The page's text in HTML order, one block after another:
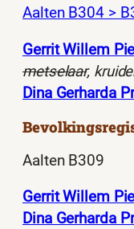
Aalten B304 >
Gerrit Willem
metselaar,
Dina Gerharda
Aalten B309
Gerrit Willem
Dina Gerharda